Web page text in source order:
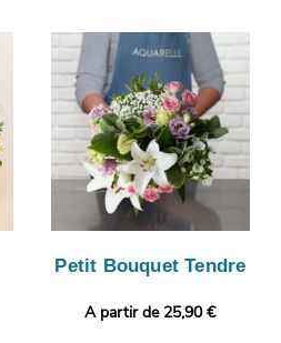
Petit Bouquet Tendre
A partir de 25,90 €